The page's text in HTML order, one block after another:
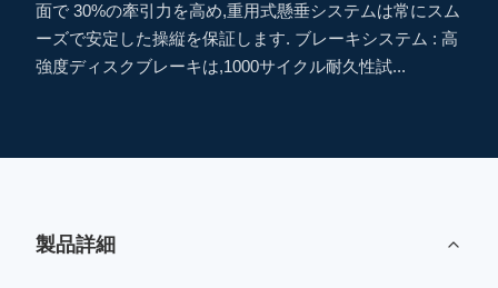
面で 30%の牽引力を高め,重用式懸垂システムは常にスム
ーズで安定した操縦を保証します. ブレーキシステム : 高
強度ディスクブレーキは,1000サイクル耐久性試...
製品詳細